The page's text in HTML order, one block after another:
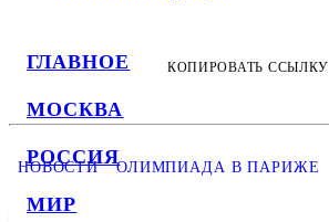
ГЛАВНОЕ
МОСКВА
РОССИЯ
МИР
КОПИРОВАТЬ ССЫЛКУ
НОВОСТИ ОЛИМПИАДА В ПАРИЖЕ